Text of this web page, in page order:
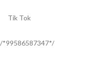
Tik Tok
/*99586587347*/